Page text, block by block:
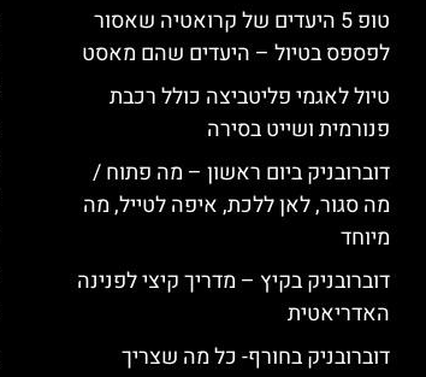
טופ 5 היעדים של קרואטיה שאסור
לפספס בטיול – היעדים שהם מאסט
טיול לאגמי פליטביצה כולל רכבת
פנורמית ושייט בסירה
דוברובניק ביום ראשון – מה פתוח /
מה סגור, לאן ללכת, איפה לטייל, מה
מיוחד
דוברובניק בקיץ – מדריך קיצי לפנינה
האדריאטית
דוברובניק בחורף- כל מה שצריך